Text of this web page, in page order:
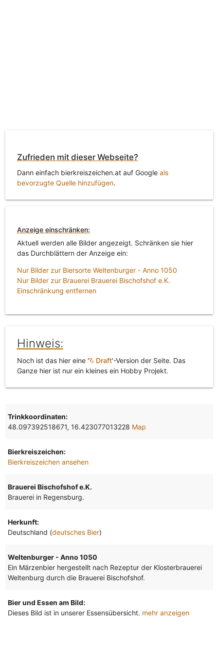
Zufrieden mit dieser Webseite?
Dann einfach bierkreiszeichen.at auf Google als
bevorzugte Quelle hinzufügen.
Anzeige einschränken:
Aktuell werden alle Bilder angezeigt. Schränken sie hier
das Durchblättern der Anzeige ein:
Nur Bilder zur Biersorte Weltenburger - Anno 1050
Nur Bilder zur Brauerei Brauerei Bischofshof e.K.
Einschränkung entfernen
Hinweis:
Noch ist das hier eine ' Draft'-Version der Seite. Das
Ganze hier ist nur ein kleines ein Hobby Projekt.
Trinkkoordinaten:
48.097392518671, 16.423077013228 Map
Bierkreiszeichen:
Bierkreiszeichen ansehen
Brauerei Bischofshof e.K.
Brauerei in Regensburg.
Herkunft:
Deutschland (deutsches Bier)
Weltenburger - Anno 1050
Ein Märzenbier hergestellt nach Rezeptur der Klosterbrauerei
Weltenburg durch die Brauerei Bischofshof.
Bier und Essen am Bild:
Dieses Bild ist in unserer Essensübersicht. mehr anzeigen